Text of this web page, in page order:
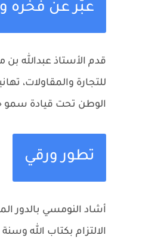
عبّر عن فخره
قدم الأستاذ عبدالله
الوطن تحت قيادة سمو
تطور ورقي
أشاد النومسي بالدور
الالتزام بكتاب الله